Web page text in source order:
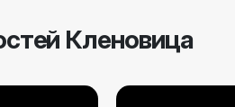
Кленовица